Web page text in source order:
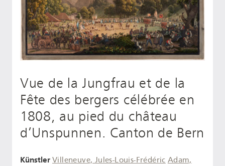
Vue de la Jungfrau et de la
Fête des bergers célébrée en
1808, au pied du château
d’Unspunnen. Canton de Bern
Künstler Villeneuve, Jules-Louis-Frédéric Adam,